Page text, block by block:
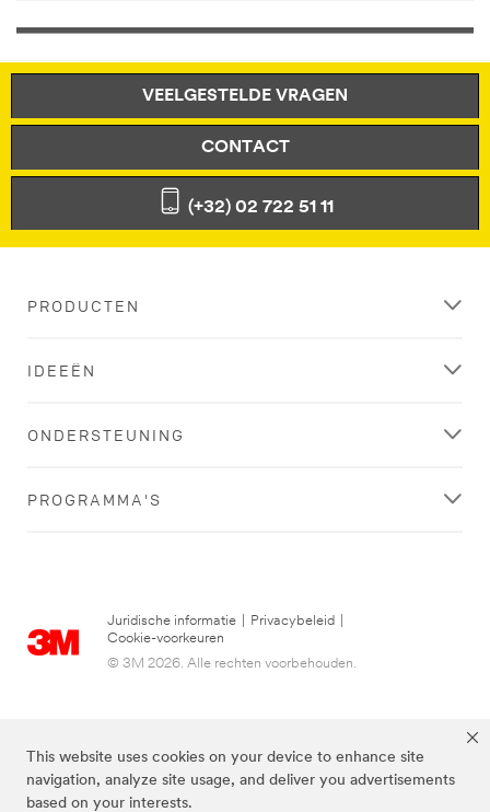
This website uses cookies on your device to enhance site
navigation, analyze site usage, and deliver you advertisements
based on your interests.
VEELGESTELDE VRAGEN
CONTACT
(+32) 02 722 51 11
PRODUCTEN
IDEEËN
ONDERSTEUNING
PROGRAMMA'S
Juridische informatie Privacybeleid
Cookie-voorkeuren
© 3M 2026. Alle rechten voorbehouden.